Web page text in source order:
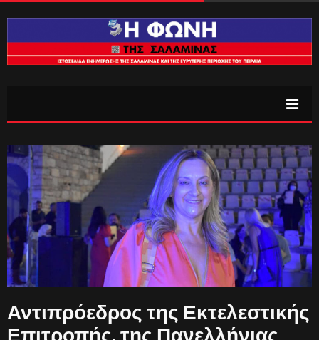
Αντιπρόεδρος της Εκτελεστικής
Επιτροπής, της Πανελλήνιας